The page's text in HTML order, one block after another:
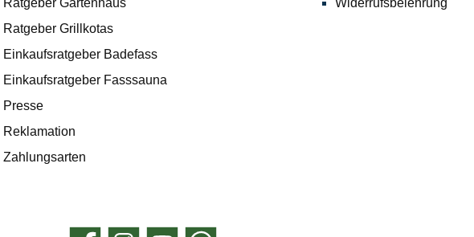
Ratgeber Gartenhaus
Ratgeber Grillkotas
Einkaufsratgeber Badefass
Einkaufsratgeber Fasssauna
Presse
Reklamation
Zahlungsarten
Widerrufsbelehrung